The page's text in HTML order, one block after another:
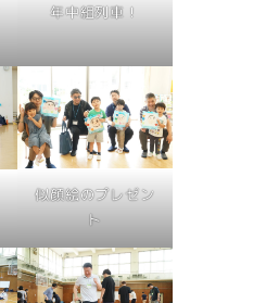
年中組列車！
似顔絵のプレゼン
ト